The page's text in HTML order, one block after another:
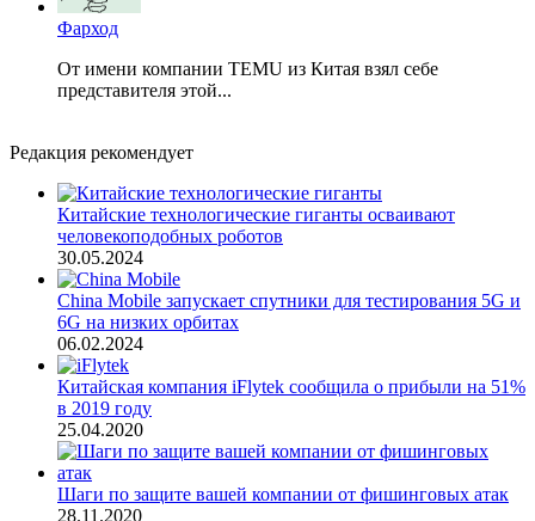
Фарход
От имени компании TEMU из Китая взял себе
представителя этой...
Редакция рекомендует
Китайские технологические гиганты осваивают
человекоподобных роботов
30.05.2024
China Mobile запускает спутники для тестирования 5G и
6G на низких орбитах
06.02.2024
Китайская компания iFlytek сообщила о прибыли на 51%
в 2019 году
25.04.2020
Шаги по защите вашей компании от фишинговых атак
28.11.2020